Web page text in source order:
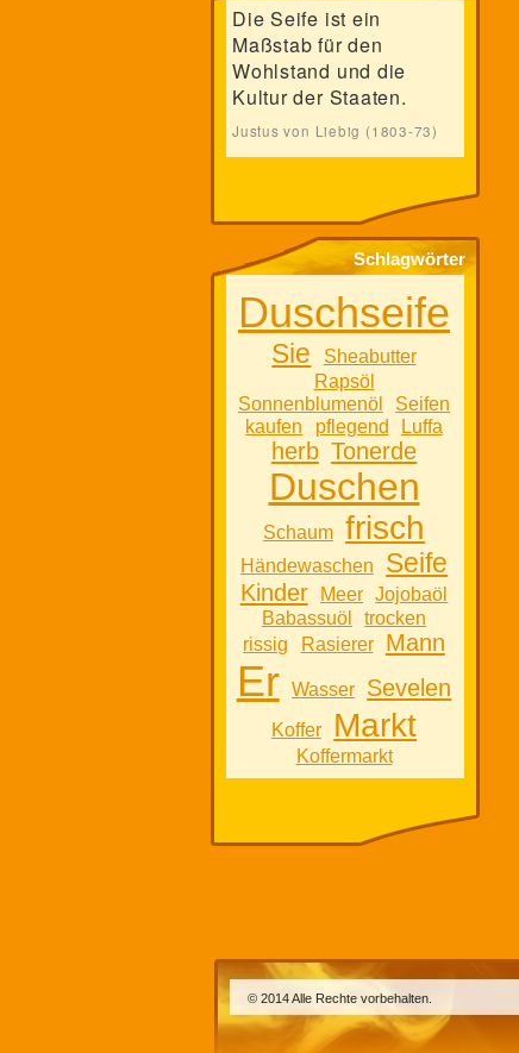
Die Seife ist ein
Maßstab für den
Wohlstand und die
Kultur der Staaten.
Justus von Liebig (1803-73)
Schlagwörter
Duschseife
Sie
Sheabutter
Rapsöl
Sonnenblumenöl
Seifen
kaufen
pflegend Luffa
herb Tonerde
Duschen
Schaum frisch
Händewaschen Seife
Kinder Meer Jojobaöl
Babassuöl
trocken
rissig
Rasierer Mann
Er Wasser Sevelen
Koffer Markt
Koffermarkt
© 2014 Alle Rechte vorbehalten.